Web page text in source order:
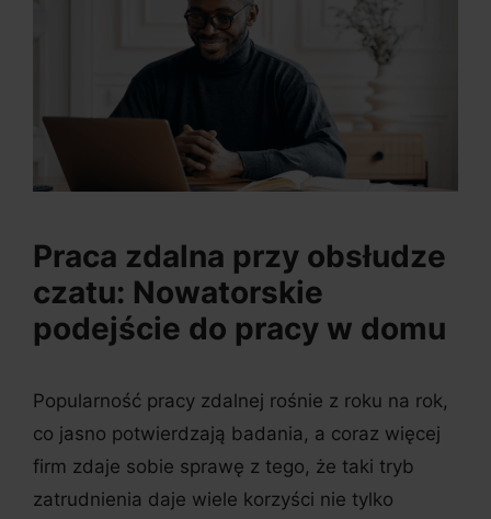
Praca zdalna przy obsłudze
czatu: Nowatorskie
podejście do pracy w domu
Popularność pracy zdalnej rośnie z roku na rok,
co jasno potwierdzają badania, a coraz więcej
firm zdaje sobie sprawę z tego, że taki tryb
zatrudnienia daje wiele korzyści nie tylko